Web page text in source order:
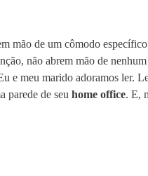
mão de um cômodo
não abrem mão de
e meu marido adoramos ler.
parede de seu home office. E,